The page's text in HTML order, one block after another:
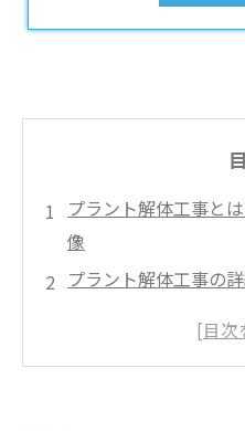
プラント解体工事と
像
プラント解体工事の
プラント解体工事の